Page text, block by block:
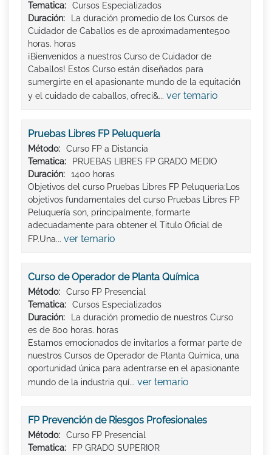
Tematica:
Cursos Especializados
Duración:
La duración promedio de los Cursos de
Cuidador de Caballos es de aproximadamente500
horas. horas
¡Bienvenidos a nuestros Curso de Cuidador de
Caballos! Estos Curso están diseñados para
sumergirte en el apasionante mundo de la equitación
y el cuidado de caballos, ofreci&... ver temario
Pruebas Libres FP Peluquería
Método:
Curso FP a Distancia
Tematica:
PRUEBAS LIBRES FP GRADO MEDIO
Duración:
1400 horas
Objetivos del curso Pruebas Libres FP Peluquería:Los
objetivos fundamentales del curso Pruebas Libres FP
Peluquería son, principalmente, formarte
adecuadamente para obtener el Titulo Oficial de
FP.Una... ver temario
Curso de Operador de Planta Química
Método:
Curso FP Presencial
Tematica:
Cursos Especializados
Duración:
La duración promedio de nuestros Curso
es de 800 horas. horas
Estamos emocionados de invitarlos a formar parte de
nuestros Cursos de Operador de Planta Química, una
oportunidad única para adentrarse en el apasionante
mundo de la industria quí... ver temario
FP Prevención de Riesgos Profesionales
Método:
Curso FP Presencial
Tematica:
FP GRADO SUPERIOR